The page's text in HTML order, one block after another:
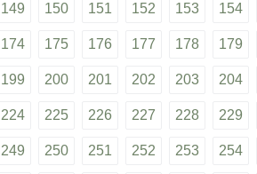
149 150 151 152 153 154
174 175 176 177 178 179
199 200 201 202 203 204
224 225 226 227 228 229
249 250 251 252 253 254